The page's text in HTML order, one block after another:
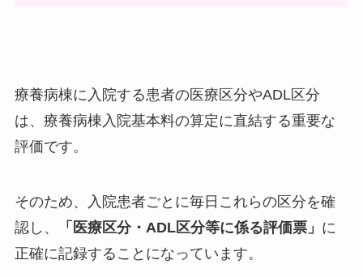
療養病棟に入院する患者の医療区分やADL区分
は、療養病棟入院基本料の算定に直結する重要な
評価です。
そのため、入院患者ごとに毎日これらの区分を確
認し、
「医療区分・ADL区分等に係る評価票」 に
正確に記録することになっています。